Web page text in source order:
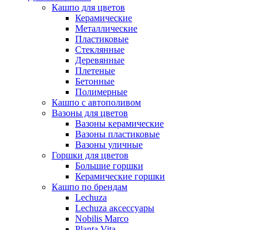
Кашпо для цветов
Керамические
Металлические
Пластиковые
Стеклянные
Деревянные
Плетеные
Бетонные
Полимерные
Кашпо с автополивом
Вазоны для цветов
Вазоны керамические
Вазоны пластиковые
Вазоны уличные
Горшки для цветов
Большие горшки
Керамические горшки
Кашпо по брендам
Lechuza
Lechuza аксессуары
Nobilis Marco